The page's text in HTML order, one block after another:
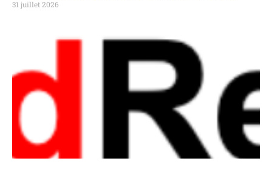
31 juillet 2026